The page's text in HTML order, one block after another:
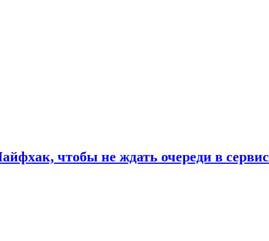
чтобы не ждать очереди в сервис